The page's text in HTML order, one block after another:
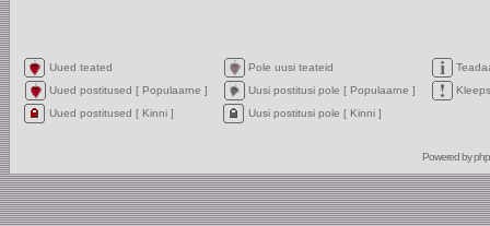
Uued teated Pole uusi teateid
Uued postitused [ Populaarne ]
Uusi postitusi pole [ Populaarne ]
Kleeps
Uued postitused [ Kinni ]
Uusi postitusi pole [ Kinni ]
Powered by